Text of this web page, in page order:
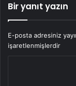
Bir yanıt yazın
E-posta adresiniz
işaretlenmişlerdir